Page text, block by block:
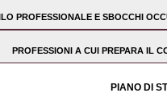
la formazione certificata. Per il
PROFESSIONALE E SBOCCHI
PROFESSIONI A CUI PREPARA IL
PIANO DI